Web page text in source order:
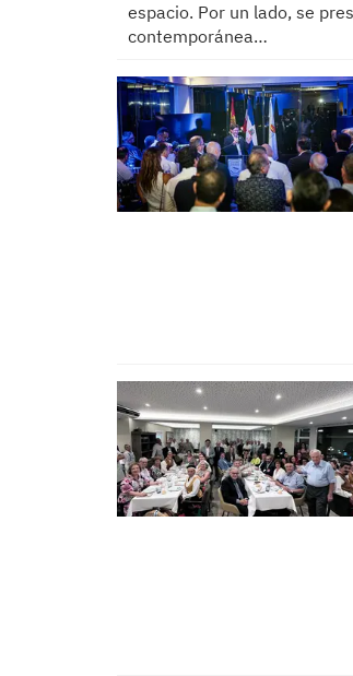
espacio. Por un lado, se
contemporánea…